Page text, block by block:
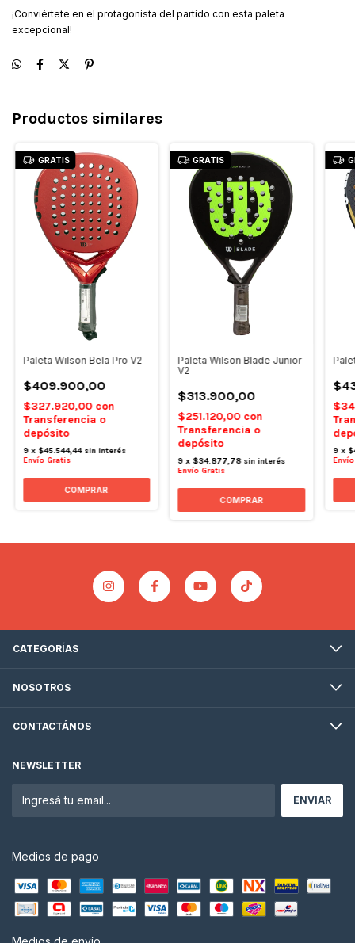
¡Conviértete en el protagonista del partido con esta paleta
excepcional!
Productos similares
GRATIS
Paleta Wilson Bela Pro V2
$409.900,00
$327.920,00 con
Transferencia o
depósito
9 x $45.544,44 sin interés
Envío Gratis
GRATIS
Paleta Wilson Blade Junior
V2
$313.900,00
$251.120,00 con
Transferencia o
depósito
9 x$34.877,78 sin interés
Envío Gratis
9 x
CATEGORÍAS
NOSOTROS
CONTACTÁNOS
NEWSLETTER
Medios de pago